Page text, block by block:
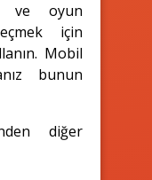
ve oyun
için
Mobil
bunun
diğer